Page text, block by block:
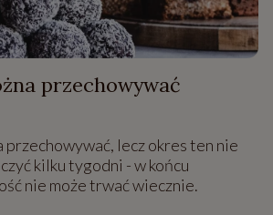
przechowywać
przechowywać, lecz okres ten nie
kilku tygodni - w końcu
nie może trwać wiecznie.